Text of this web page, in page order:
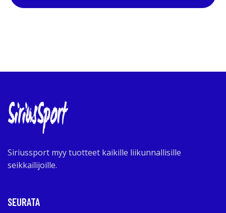
Siriussport myy tuotteet kaikille liikunnallisille
seikkailijoille.
SEURATA